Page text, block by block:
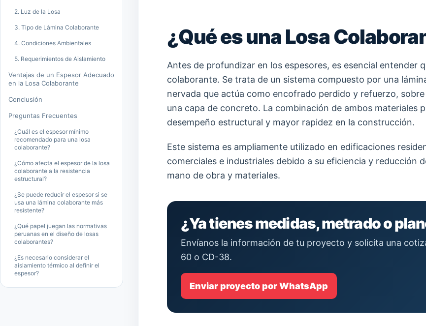
2. Luz de la Losa
3. Tipo de Lámina Colaborante
4. Condiciones Ambientales
5. Requerimientos de Aislamiento
Ventajas de un Espesor Adecuado
en la Losa Colaborante
Conclusión
Preguntas Frecuentes
¿Cuál es el espesor mínimo
recomendado para una losa
colaborante?
¿Cómo afecta el espesor de la losa
colaborante a la resistencia
estructural?
¿Se puede reducir el espesor si se
usa una lámina colaborante más
resistente?
¿Qué papel juegan las normativas
peruanas en el diseño de losas
colaborantes?
¿Es necesario considerar el
aislamiento térmico al definir el
espesor?
¿Qué es una Losa
Antes de profundizar en los espesores, es esencial entender
colaborante. Se trata de un sistema compuesto por una
nervada que actúa como encofrado perdido y refuerzo,
una capa de concreto. La combinación de ambos materiales
desempeño estructural y mayor rapidez en la construcción.
Este sistema es ampliamente utilizado en edificaciones
comerciales e industriales debido a su eficiencia y reducción
mano de obra y materiales.
¿Ya tienes medidas, metrado o
Envíanos la información de tu proyecto y solicita una
60 o CD-38.
Enviar proyecto por WhatsApp